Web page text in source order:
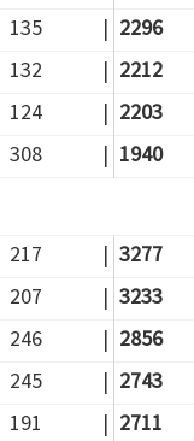
135 | 2296
132 | 2212
124 | 2203
308 | 1940
217 | 3277
207 | 3233
246 | 2856
245 | 2743
191 | 2711